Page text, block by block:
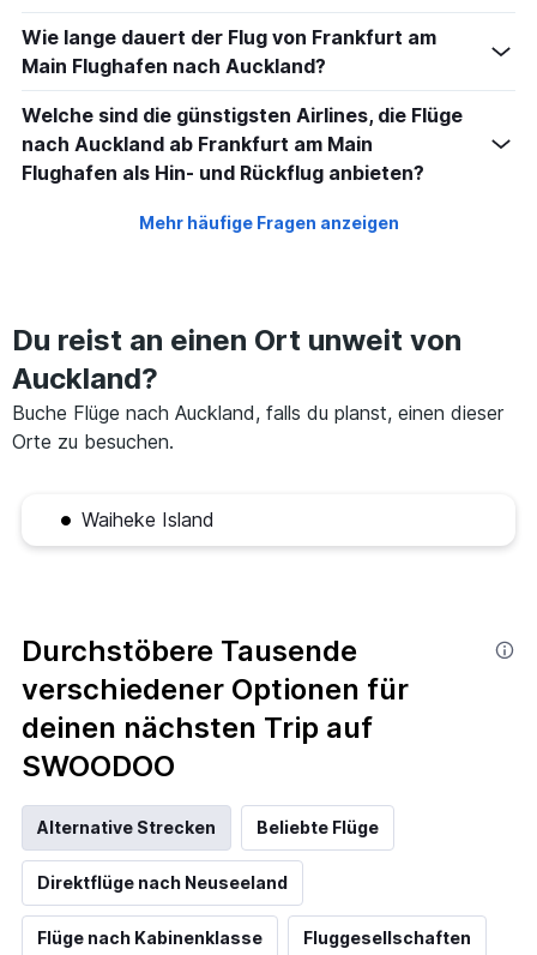
Wie lange dauert der Flug von Frankfurt am
Main Flughafen nach Auckland?
Welche sind die günstigsten Airlines, die Flüge
nach Auckland ab Frankfurt am Main
Flughafen als Hin- und Rückflug anbieten?
Mehr häufige Fragen anzeigen
Du reist an einen Ort unweit von
Auckland?
Buche Flüge nach Auckland, falls du planst, einen dieser
Orte zu besuchen.
Waiheke Island
Durchstöbere Tausende
verschiedener Optionen für
deinen nächsten Trip auf
SWOODOO
Alternative Strecken Beliebte Flüge
Direktflüge nach Neuseeland
Flüge nach Kabinenklasse Fluggesellschaften